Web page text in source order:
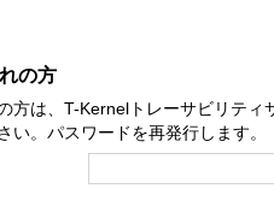
の方
方は、T-Kernelトレーサビリテ
い。パスワードを再発行します。